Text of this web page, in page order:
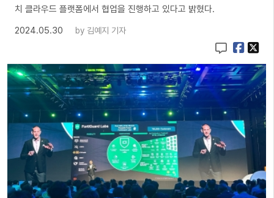
치 클라우드 플랫폼에서 협업을 진행하고 있다고 밝혔다.
2024.05.30
by 김예지 기자